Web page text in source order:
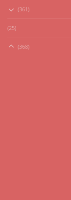
(361)
(25)
(368)